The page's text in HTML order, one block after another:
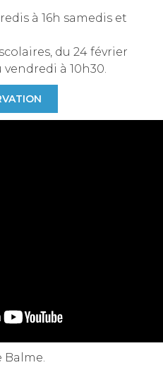
à 16h samedis et
du 24 février
à 10h30.